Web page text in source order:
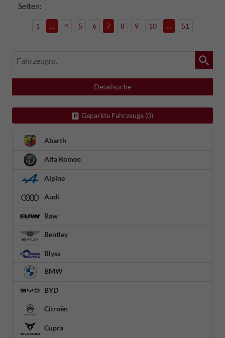
Seiten:
1 ... 4 5 6 7 8 9 10 ... 51
Fahrzeugnr.
Detailsuche
Geparkte Fahrzeuge (0)
Abarth
Alfa Romeo
Alpine
Audi
Baw
Bentley
Blyss
BMW
BYD
Citroën
Cupra